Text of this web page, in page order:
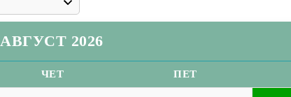
АВГУСТ 2026
ЧЕТ ПЕТ